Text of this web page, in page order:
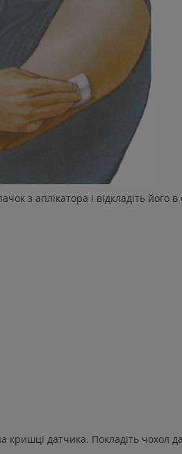
з аплікатора і відкладіть його в
кришці датчика. Покладіть чохол